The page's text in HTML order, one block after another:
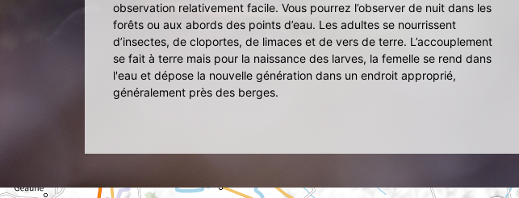
observation relativement facile. Vous pourrez l’observer de nuit dans les
forêts ou aux abords des points d’eau. Les adultes se nourrissent
d’insectes, de cloportes, de limaces et de vers de terre. L’accouplement
se fait à terre mais pour la naissance des larves, la femelle se rend dans
l'eau et dépose la nouvelle génération dans un endroit approprié,
généralement près des berges.
à des glandes situées juste derrière les yeux et jusque dans le dos. Ces
toxique contenant des alcaloïdes. Cette capacité de l’animal à